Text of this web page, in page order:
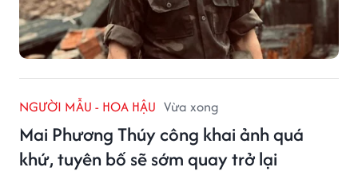
NGƯỜI MẪU - HOA HẬU Vừa xong
Mai Phương Thúy công khai ảnh quá
khứ, tuyên bố sẽ sớm quay trở lại